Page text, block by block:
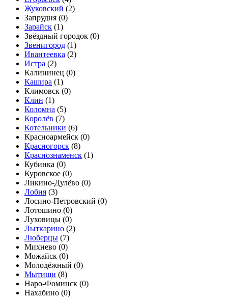
Жуковский (2)
Запрудня (0)
Зарайск (1)
Звёздный городок (0)
Звенигород (1)
Ивантеевка (2)
Истра (2)
Калининец (0)
Кашира (1)
Климовск (0)
Клин (1)
Коломна (5)
Королёв (7)
Котельники (6)
Красноармейск (0)
Красногорск (8)
Краснознаменск (1)
Кубинка (0)
Куровское (0)
Ликино-Дулёво (0)
Лобня (3)
Лосино-Петровский (0)
Лотошино (0)
Луховицы (0)
Лыткарино (2)
Люберцы (7)
Михнево (0)
Можайск (0)
Молодёжный (0)
Мытищи (8)
Наро-Фоминск (0)
Нахабино (0)